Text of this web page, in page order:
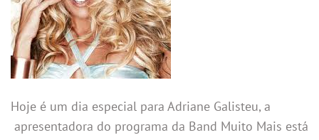
Hoje é um dia especial para Adriane Galisteu, a
apresentadora do programa da Band Muito Mais está